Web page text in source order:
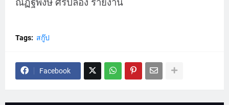
Tags: สกู๊ป
Facebook